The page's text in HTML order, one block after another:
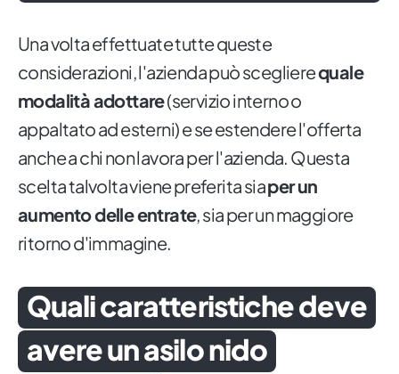
Una volta effettuate tutte queste
considerazioni, l'azienda può sceglierequale
modalità adottare(servizio interno o
appaltato ad esterni) e se estendere l'offerta
anche a chi non lavora per l'azienda. Questa
scelta talvolta viene preferita siaper un
aumento delle entrate, sia per un maggiore
ritorno d'immagine.
Quali caratteristiche deve
avere un asilo nido